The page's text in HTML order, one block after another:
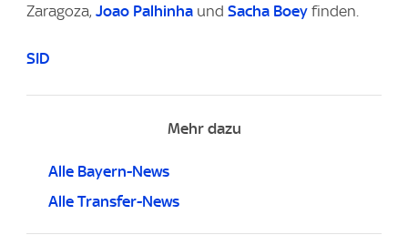
Zaragoza, Joao Palhinha und Sacha Boey finden.
SID
Mehr dazu
Alle Bayern-News
Alle Transfer-News